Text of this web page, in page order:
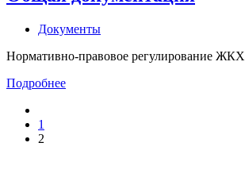
Документы
Нормативно-правовое регулирование ЖКХ
Подробнее
1
2